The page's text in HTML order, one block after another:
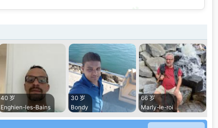
40 岁
Enghien-les-Bains
30 岁
Bondy
66 岁
Marly-le-roi